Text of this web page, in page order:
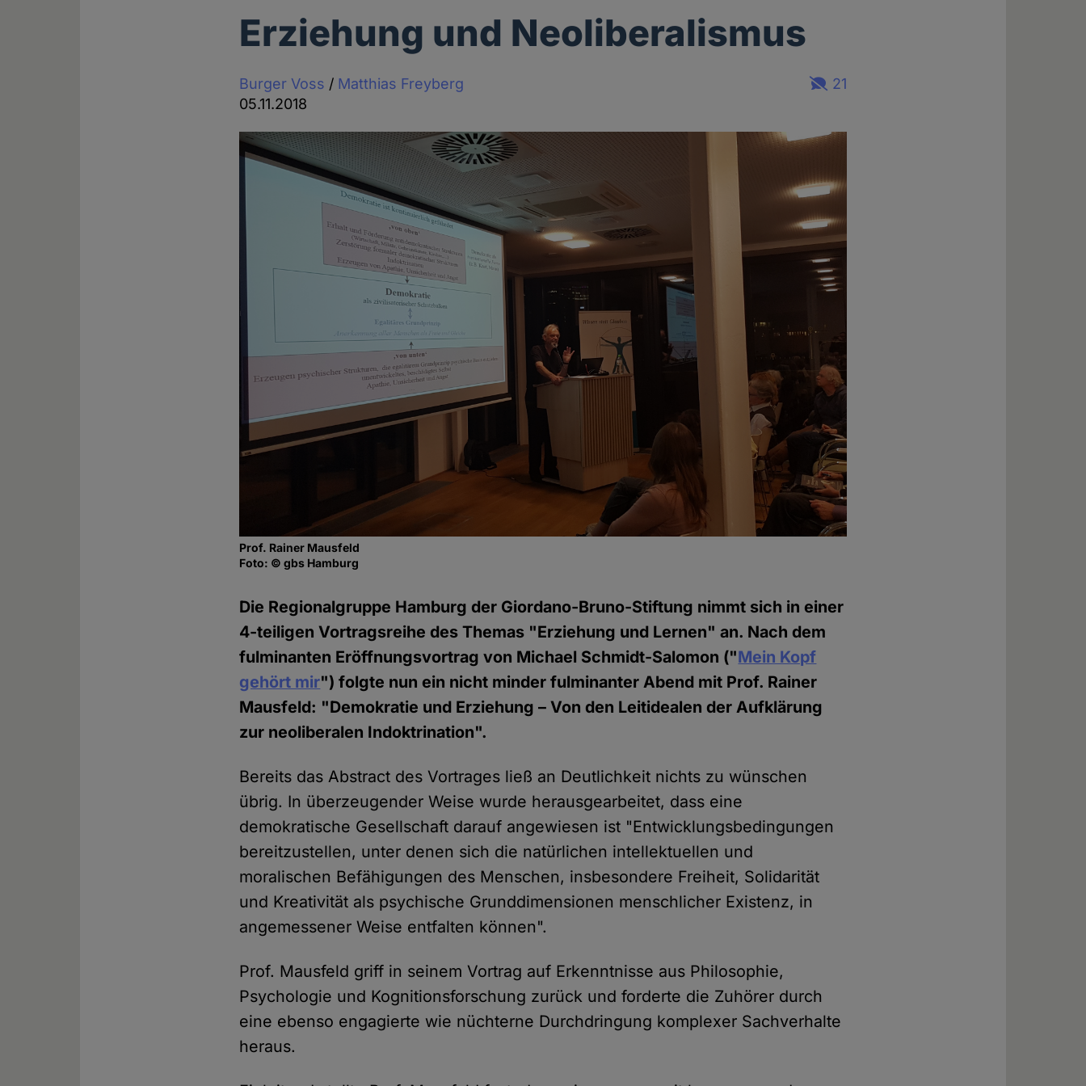
Erziehung und Neoliberalismus
Burger Voss / Matthias Freyberg
05.11.2018
21
Prof. Rainer Mausfeld
Foto: © gbs Hamburg
Die Regionalgruppe Hamburg der Giordano-Bruno-Stiftung nimmt sich in einer
4-teiligen Vortragsreihe des Themas "Erziehung und Lernen" an. Nach dem
fulminanten Eröffnungsvortrag von Michael Schmidt-Salomon ("Mein Kopf
gehört mir") folgte nun ein nicht minder fulminanter Abend mit Prof. Rainer
Mausfeld: "Demokratie und Erziehung – Von den Leitidealen der Aufklärung
zur neoliberalen Indoktrination".
Bereits das Abstract des Vortrages ließ an Deutlichkeit nichts zu wünschen
übrig. In überzeugender Weise wurde herausgearbeitet, dass eine
demokratische Gesellschaft darauf angewiesen ist "Entwicklungsbedingungen
bereitzustellen, unter denen sich die natürlichen intellektuellen und
moralischen Befähigungen des Menschen, insbesondere Freiheit, Solidarität
und Kreativität als psychische Grunddimensionen menschlicher Existenz, in
angemessener Weise entfalten können".
Prof. Mausfeld griff in seinem Vortrag auf Erkenntnisse aus Philosophie,
Psychologie und Kognitionsforschung zurück und forderte die Zuhörer durch
eine ebenso engagierte wie nüchterne Durchdringung komplexer Sachverhalte
heraus.